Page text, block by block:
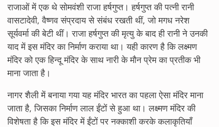
राजाओं में एक थे सोमवंशी राजा हर्षगुप्त। हर्षगुप्त की पत्नी रानी
वासटादेवी, वैष्णव संप्रदाय से संबंध रखती थीं, जो मगध नरेश
सूर्यवर्मा की बेटी थीं। राजा हर्षगुप्त की मृत्यु के बाद ही रानी ने उनकी
याद में इस मंदिर का निर्माण कराया था। यही कारण है कि लक्ष्मण
मंदिर को एक हिन्दू मंदिर के साथ नारी के मौन प्रेम का प्रतीक भी
माना जाता है।
नागर शैली में बनाया गया यह मंदिर भारत का पहला ऐसा मंदिर माना
जाता है, जिसका निर्माण लाल ईंटों से हुआ था। लक्ष्मण मंदिर की
विशेषता है कि इस मंदिर में ईंटों पर नक्काशी करके कलाकृतियाँ